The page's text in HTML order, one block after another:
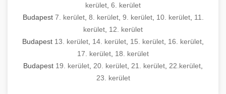
kerület 6. kerület
Budapest 7. kerület, 8. kerület, 9. kerület, 10. kerület, 11.
kerület 12. kerület
Budapest 13. kerület 14. kerület 15. kerület 16. kerület
17. kerület 18. kerület
Budapest 19. kerület 20. kerület 21. kerület 22.kerület
23. kerület